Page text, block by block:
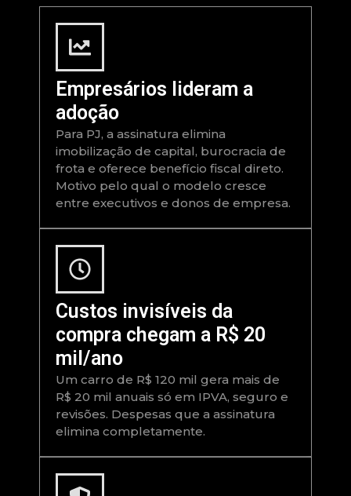
Empresários lideram a
adoção
Para PJ, a assinatura elimina
imobilização de capital, burocracia de
frota e oferece benefício fiscal direto.
Motivo pelo qual o modelo cresce
entre executivos e donos de empresa.
Custos invisíveis da
compra chegam a R$ 20
mil/ano
Um carro de R$ 120 mil gera mais de
R$ 20 mil anuais só em IPVA, seguro e
revisões. Despesas que a assinatura
elimina completamente.